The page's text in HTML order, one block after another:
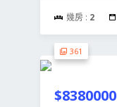
幾房 : 2
361
$8380000